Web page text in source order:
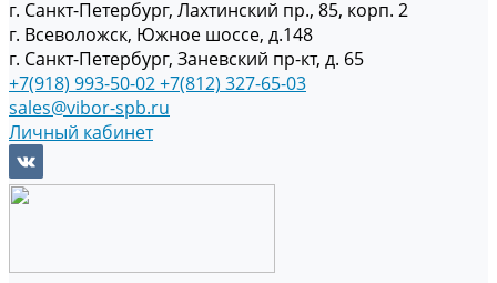
г. Санкт-Петербург, Лахтинский пр., 85, корп. 2
г. Всеволожск, Южное шоссе, д.148
г. Санкт-Петербург, Заневский пр-кт, д. 65
+7(918) 993-50-02+7(812) 327-65-03
sales@vibor-spb.ru
Личный кабинет